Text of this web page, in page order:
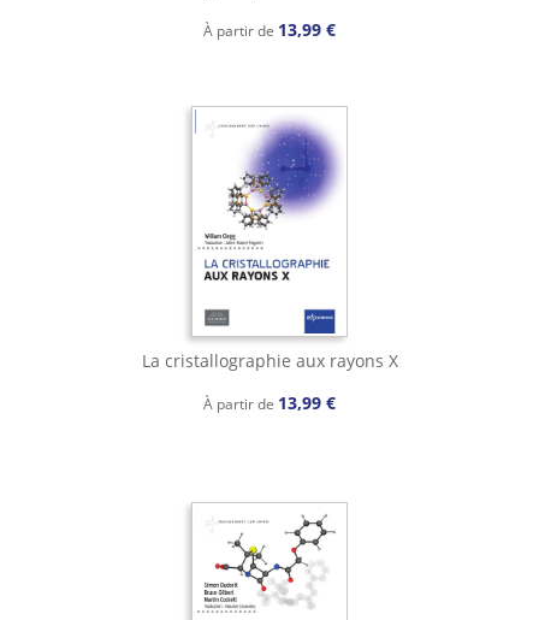
À partir de 13,99 €
La cristallographie aux rayons X
À partir de 13,99 €